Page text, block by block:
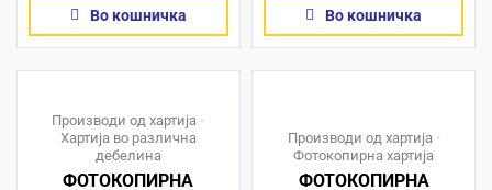
Во кошничка Во кошничка
Производи од хартија •
Хартија во различна
дебелина
ФОТОКОПИРНА
Производи од хартија •
Фотокопирна хартија
ФОТОКОПИРНА